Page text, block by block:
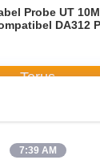
Probe UT
DA312
Terus
7:39 AM